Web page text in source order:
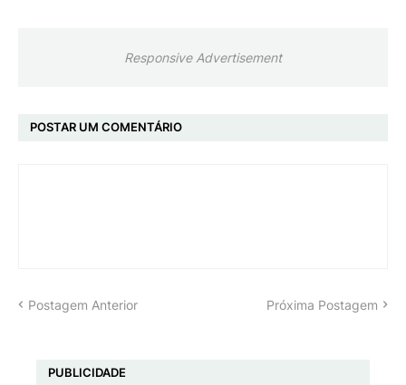
Responsive Advertisement
POSTAR UM COMENTÁRIO
Postagem Anterior Próxima Postagem
PUBLICIDADE